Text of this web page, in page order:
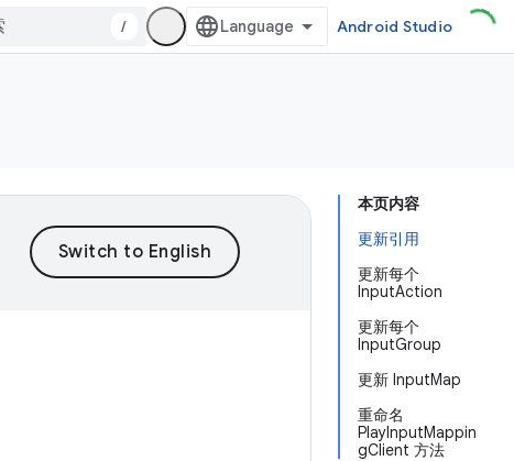
/ Android Studio
本页内容
更新引用
更新每个
InputAction
更新每个
InputGroup
更新 InputMap
重命名
PlayInputMappin
gClient 方法